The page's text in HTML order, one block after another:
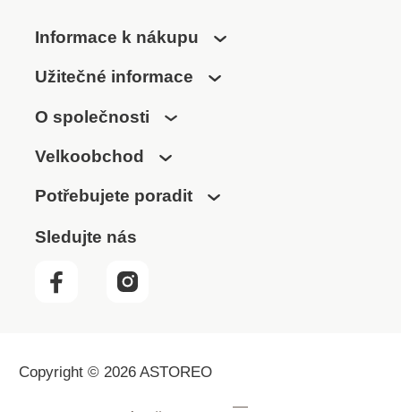
Informace k nákupu
Užitečné informace
O společnosti
Velkoobchod
Potřebujete poradit
Sledujte nás
Copyright © 2026 ASTOREO